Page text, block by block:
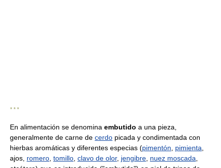
* * *
En alimentación se denomina embutido a una pieza,
generalmente de carne de cerdo picada y condimentada con
hierbas aromáticas y diferentes especias (pimentón pimienta
ajos, romero tomillo clavo de olor, jengibre nuez moscada